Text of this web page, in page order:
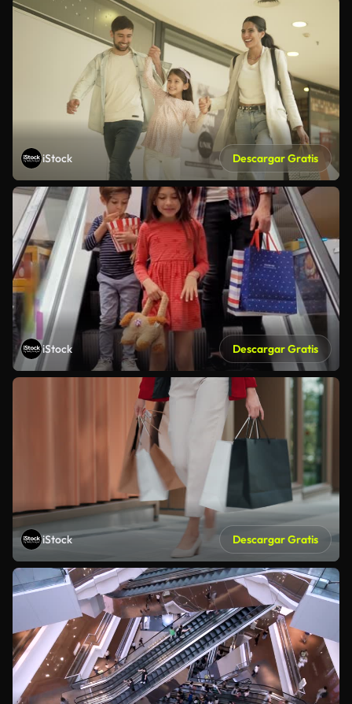
iStock Descargar Gratis
iStock Descargar Gratis
iStock Descargar Gratis